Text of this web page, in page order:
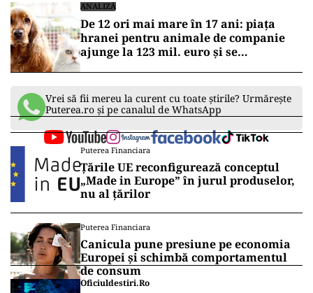
ANALIZĂ
De 12 ori mai mare în 17 ani: piața
hranei pentru animale de companie
ajunge la 123 mil. euro și se
Vrei să fii mereu la curent cu toate știrile? Urmărește
Puterea.ro și pe canalul de WhatsApp
Puterea Financiara
Țările UE reconfigurează conceptul
„Made in Europe” în jurul produselor,
nu al țărilor
Puterea Financiara
Canicula pune presiune pe economia
Europei și schimbă comportamentul
de consum
Oficiuldestiri.ro